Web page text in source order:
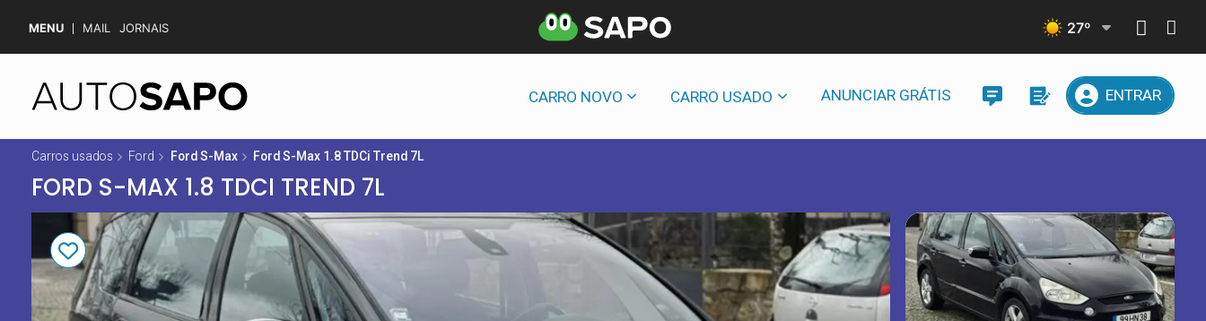
MENU MAIL JORNAIS 27º
CARRO NOVO CARRO USADO ANUNCIAR GRÁTIS ENTRAR
Carros usados Ford Ford S-Max Ford S-Max 1.8 TDCi Trend 7L
FORD S-MAX 1.8 TDCI TREND 7L